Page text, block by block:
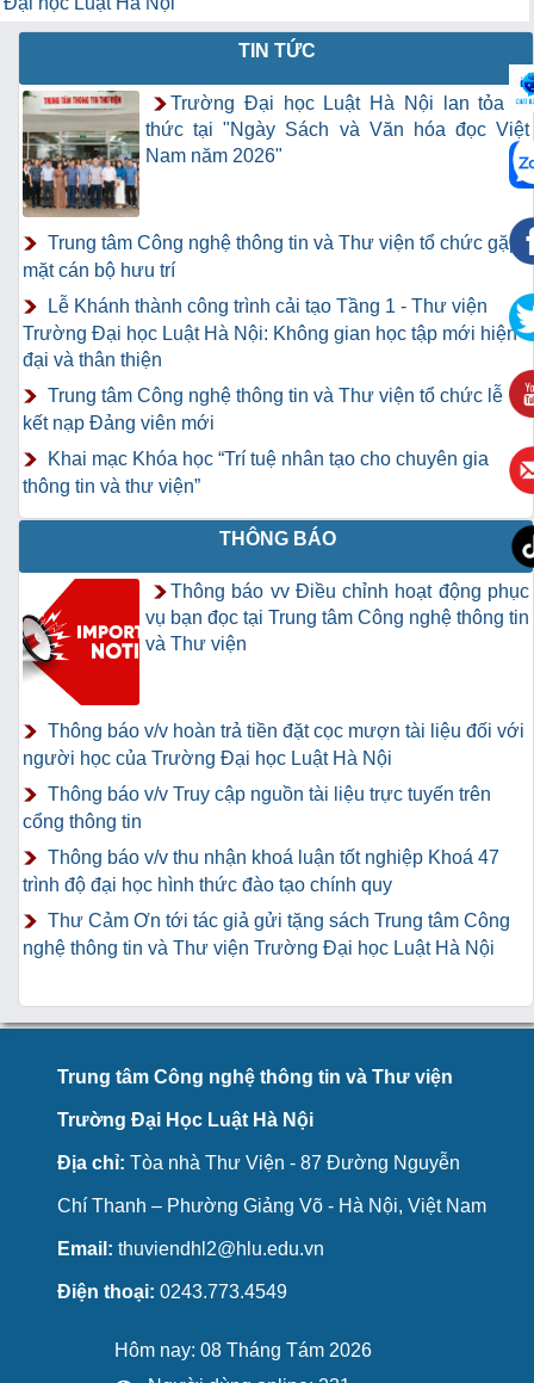
TIN TỨC
Trường Đại học Luật Hà Nội lan tỏa tri
thức tại "Ngày Sách và Văn hóa đọc Việt
Nam năm 2026"
Trung tâm Công nghệ thông tin và Thư viện tổ chức gặp
mặt cán bộ hưu trí
Lễ Khánh thành công trình cải tạo Tầng 1 - Thư viện
Trường Đại học Luật Hà Nội: Không gian học tập mới hiện
đại và thân thiện
Trung tâm Công nghệ thông tin và Thư viện tổ chức lễ
kết nạp Đảng viên mới
Khai mạc Khóa học “Trí tuệ nhân tạo cho chuyên gia
thông tin và thư viện”
THÔNG BÁO
Thông báo vv Điều chỉnh hoạt động phục
vụ bạn đọc tại Trung tâm Công nghệ thông tin
và Thư viện
Thông báo v/v hoàn trả tiền đặt cọc mượn tài liệu đối với
người học của Trường Đại học Luật Hà Nội
Thông báo v/v Truy cập nguồn tài liệu trực tuyến trên
cổng thông tin
Thông báo v/v thu nhận khoá luận tốt nghiệp Khoá 47
trình độ đại học hình thức đào tạo chính quy
Thư Cảm Ơn tới tác giả gửi tặng sách Trung tâm Công
nghệ thông tin và Thư viện Trường Đại học Luật Hà Nội
Trung tâm Công nghệ thông tin và Thư viện
Trường Đại Học Luật Hà Nội
Địa chỉ: Tòa nhà Thư Viện - 87 Đường Nguyễn
Chí Thanh – Phường Giảng Võ - Hà Nội, Việt Nam
Email: thuviendhl2@hlu.edu.vn
Điện thoại: 0243.773.4549
Hôm nay: 08 Tháng Tám 2026